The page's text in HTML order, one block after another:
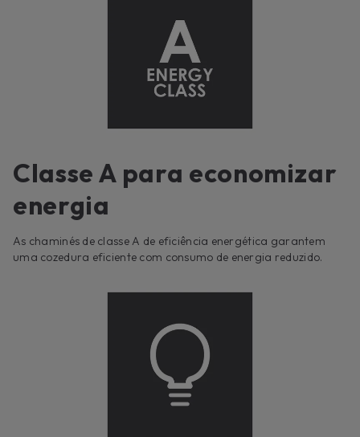
Classe A para economizar
energia
As chaminés de classe A de eficiência energética garantem
uma cozedura eficiente com consumo de energia reduzido.